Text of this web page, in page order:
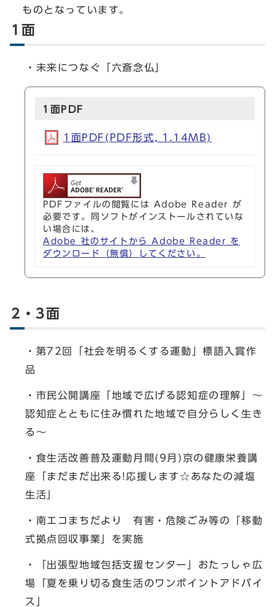
ものとなっています。
1面
・未来につなぐ「六斎念仏」
1面PDF
1面PDF(PDF形式, 1.14MB)
PDFファイルの閲覧には Adobe Reader が
必要です。同ソフトがインストールされていな
い場合には、
Adobe 社のサイトから Adobe Reader を
ダウンロード（無償）してください。
2・3面
・第72回「社会を明るくする運動」標語入賞作
品
・市民公開講座「地域で広げる認知症の理解」〜
認知症とともに住み慣れた地域で自分らしく生き
る〜
・食生活改善普及運動月間(9月)京の健康栄養講
座「まだまだ出来る!応援します☆あなたの減塩
生活」
・南エコまちだより 有害・危険ごみ等の「移動
式拠点回収事業」を実施
・「出張型地域包括支援センター」おたっしゃ広
場「夏を乗り切る食生活のワンポイントアドバイ
ス」